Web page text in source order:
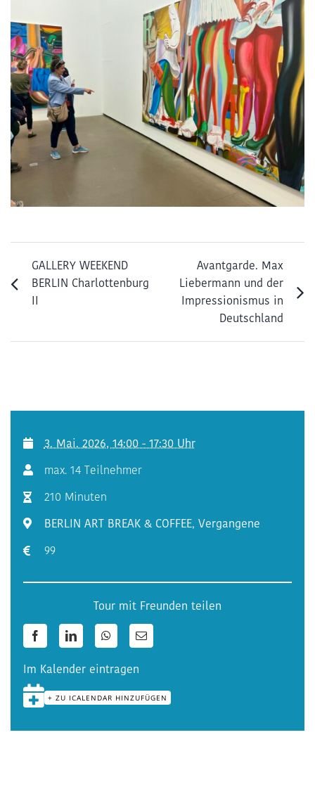
GALLERY WEEKEND
BERLIN Charlottenburg
II
Avantgarde. Max
Liebermann und der
Impressionismus in
Deutschland
3. Mai. 2026, 14:00 - 17:30 Uhr
max. 14 Teilnehmer
210 Minuten
BERLIN ART BREAK & COFFEE, Vergangene
99
Tour mit Freunden teilen
FacebookLinkedInWhatsApp
E-
Mail
Im Kalender eintragen
+ ZU ICALENDAR HINZUFÜGEN